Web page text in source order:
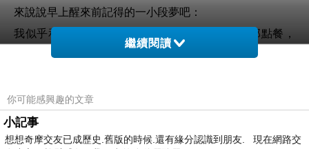
來說說早上醒來前記得的一小段夢吧：
我似乎和一群跑友(同事)來到一個麵攤前，我在那點餐，
但是我卻像在那種大飯店點餐一樣，想出各種奇怪又文雅
間，卻還沒辦法完成？結果轉頭一看，一同來的伙伴們不
知何時都已經坐店裡吃起來了...。其中記得最清楚的是一
個姓蕭的廚師，不知是不是這兩天跟他接觸較多，因此，
繼續閱讀
你可能感興趣的文章
小記事
想想奇摩交友已成歷史.舊版的時候.還有緣分認識到朋友. 現在網路交